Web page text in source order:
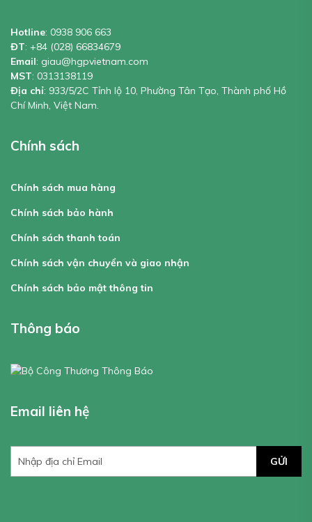
Hotline: 0938 906 663
ĐT: +84 (028) 66834679
Email: giau@hgpvietnam.com
MST: 0313138119
Địa chỉ: 933/5/2C Tỉnh lộ 10, Phường Tân Tạo, Thành phố Hồ
Chí Minh, Việt Nam.
Chính sách
Chính sách mua hàng
Chính sách bảo hành
Chính sách thanh toán
Chính sách vận chuyển và giao nhận
Chính sách bảo mật thông tin
Thông báo
Email liên hệ
GỬI